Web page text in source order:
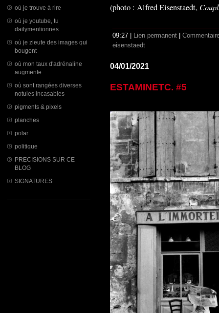
où je trouve à rire
où je youtube, tu
dailymentionnes...
où je zieute des images qui
bougent
où mon taux d'adrénaline
augmente
où sont rangées diverses
notules incasables
pigments & pixels
planches
polar
politique
PRECISIONS SUR CE
BLOG
SIGNATURES
(photo : Alfred Eisenstaedt,
09:27 | Lien permanent
eisenstaedt
04/01/2021
ESTAMINETC. #5